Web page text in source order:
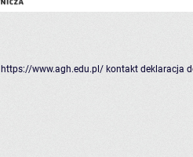
https://www.agh.edu.pl/ kontakt deklaracja